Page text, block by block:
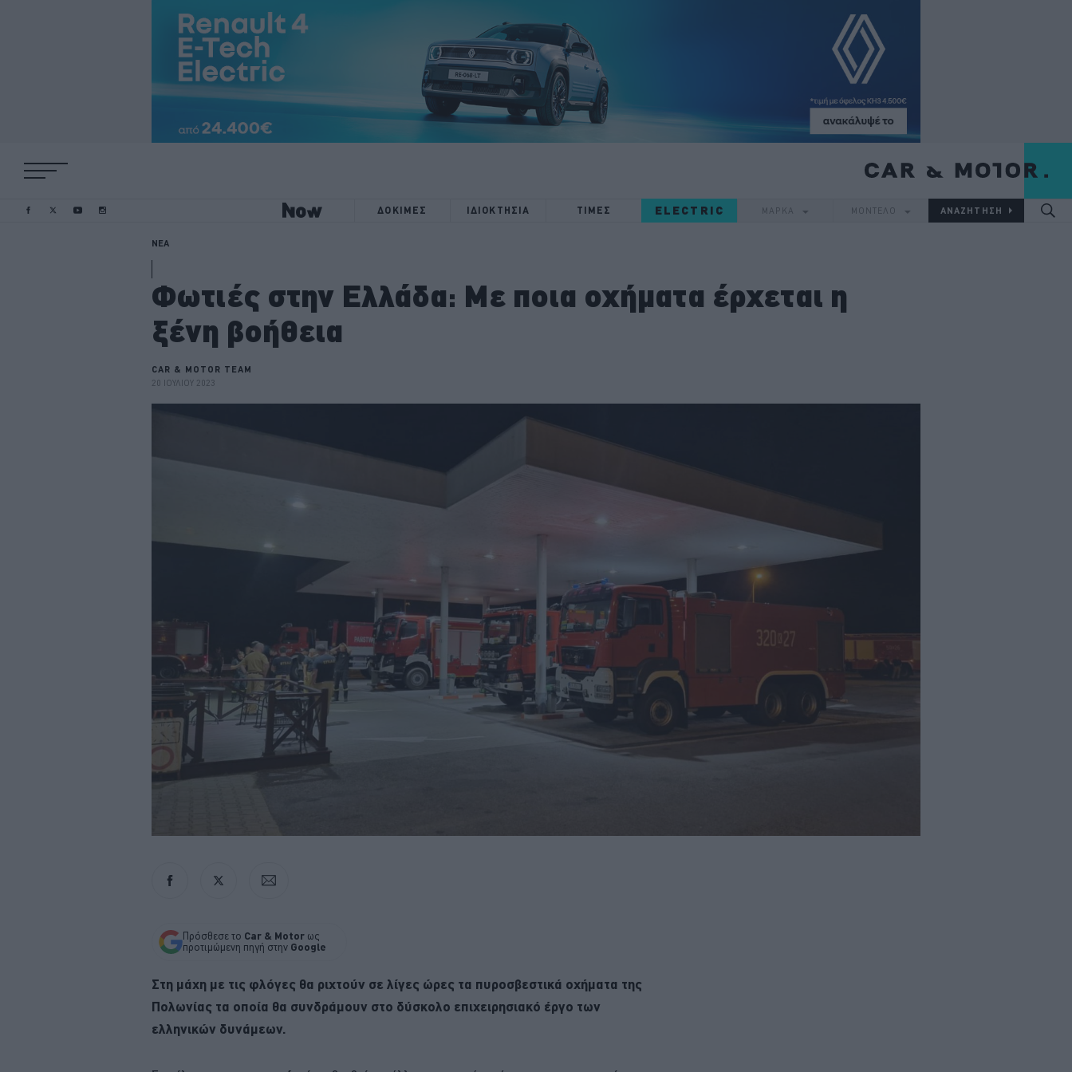
ΔΟΚΙΜΕΣ ΙΔΙΟΚΤΗΣΙΑ ΤΙΜΕΣ ELECTRIC ΜΑΡΚΑ ΜΟΝΤΕΛΟ
ΝΕΑ
Φωτιές στην Ελλάδα: Με ποια οχήματα έρχεται η
ξένη βοήθεια
CAR & MOTOR TEAM
20 ΙΟΥΛΙΟΥ 2023
Πρόσθεσε το Car & Motor ως
προτιμώμενη πηγή στην Google
Στη μάχη με τις φλόγες θα ριχτούν σε λίγες ώρες τα πυροσβεστικά οχήματα της
Πολωνίας τα οποία θα συνδράμουν στο δύσκολο επιχειρησιακό έργο των
ελληνικών δυνάμεων.